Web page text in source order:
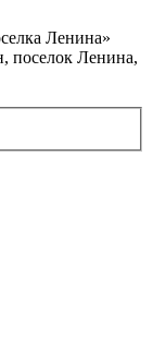
Ленина»
поселок Ленина,